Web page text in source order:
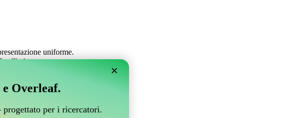
uniforme.
×
Overleaf.
per i ricercatori.